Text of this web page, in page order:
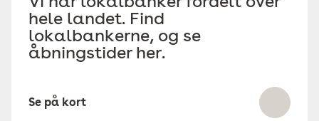
hele landet. Find
lokalbankerne, og se
åbningstider her.
Se på kort